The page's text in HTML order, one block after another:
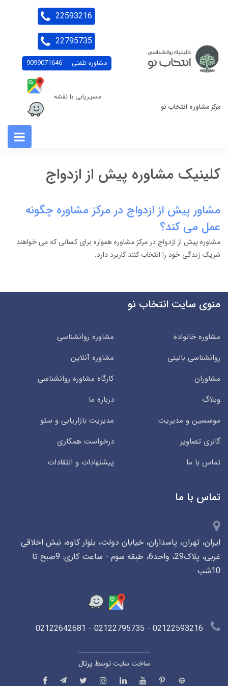
مرکز مشاوره انتخاب نو
مشاوره تلفنی 9099071646
مسیریابی با نقشه
22593216
22795735
کلینیک مشاوره پیش از ازدواج
مشاور پیش از ازدواج در مرکز مشاوره چگونه
عمل می کند؟
مشاوره پیش از ازدواج در مرکز مشاوره همواره برای کسانی که می خواهند
شریک زندگی خود را انتخاب کنند کاربرد دارد.
منوی سایت انتخاب نو
مشاوره خانواده
مشاوره روانشناسی
روانشناسی بالینی
مشاوره آنلاین
مشاوران
کارگاه مشاوره روانشناسی
وبلاگ
درباره ما
موسسین و مدیریت
مدیریت بازاریابی و سئو
گالری تصاویر
درخواست همکاری
تماس با ما
پیشنهادات و انتقادات
تماس با ما
ایران، تهران، پاسداران، خیابان دولت، بلوار کاوه، نبش اخلاقی
غربی، پلاک29، واحد6، طبقه سوم - ساعت کاری: 9صبح تا
10شب
ساخت سایت توسطپرتال